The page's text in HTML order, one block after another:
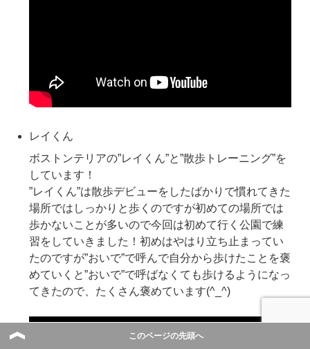
レイくん
ボストンテリアの”レイくん”と”散歩トレーニング”を
しています！
”レイくん”は散歩デビューをしたばかりで慣れてきた
場所ではしっかりと歩くのですが初めての場所では
歩かないことが多いので今回は初めて行く公園で練
習をしていきました！初めはやはり立ち止まってい
たのですが”おいで”で呼んで自分から歩けたことを褒
めていくと”おいで”で呼ばなくても歩けるようになっ
てきたので、たくさん褒めています(^_^)
このページの先頭へ